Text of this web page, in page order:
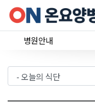
메뉴 건너뛰기
병원안내